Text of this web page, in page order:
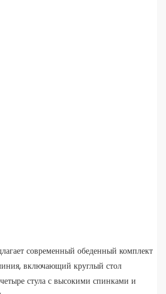
современный обеденный комплект
включающий круглый стол
стула с высокими спинками и